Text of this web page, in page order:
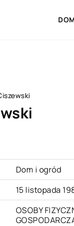
Dom i ogród
15 listopada
OSOBY